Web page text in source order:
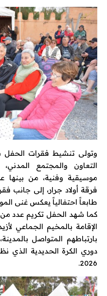
وتولى تنشيط فقرات
التعاون والمجتمع
موسيقية وفنية، من
فرقة أولاد جرار، إلى جانب
طابعاً احتفالياً يعكس غنى
كما شهد الحفل تكريم عدد من
الإقامة بالمخيم الجماعي
بارتباطهم المتواصل
2026.